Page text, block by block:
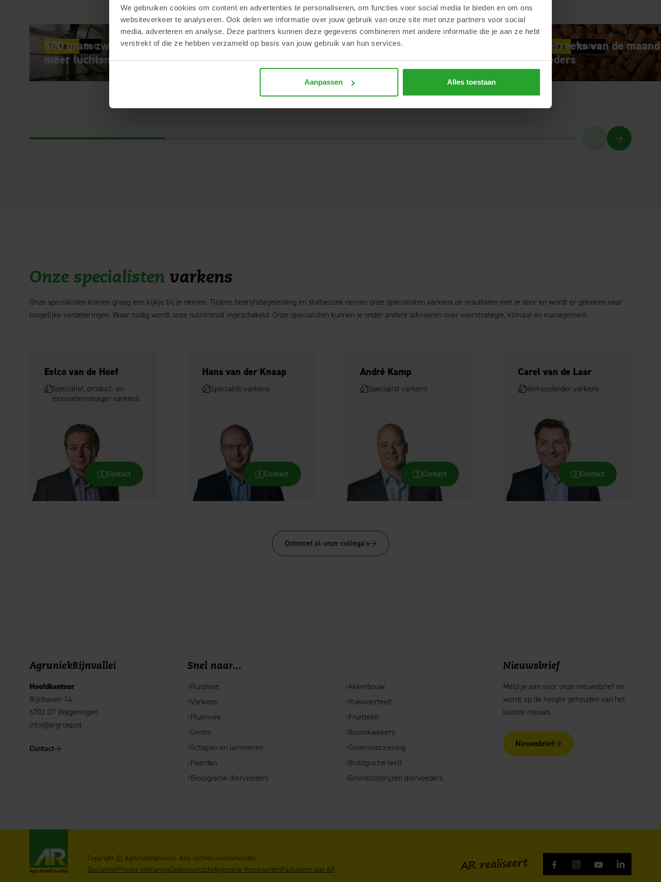
We gebruiken cookies om content en advertenties te personaliseren, om functies voor social media te bieden en om ons
websiteverkeer te analyseren. Ook delen we informatie over jouw gebruik van onze site met onze partners voor social
media, adverteren en analyse. Deze partners kunnen deze gegevens combineren met andere informatie die je aan ze hebt
verstrekt of die ze hebben verzameld op basis van jouw gebruik van hun services.
Aanpassen Alles toestaan
Varkens Stal
500 gram zwaardere biggen dankzij
meer luchtsnelheid
Varkens Voeders
Speenvoeders AR versterkt met AR
Fiber en AR Flora Pro
Varkens Voeders
Voerreeks van de
voeders
Onze specialisten varkens
Onze specialisten komen graag een kijkje bij je nemen. Tijdens bedrijfsbegeleiding en stalbezoek nemen onze specialisten varkens de resultaten met je door en wordt er gekeken naar
mogelijke verbeteringen. Waar nodig wordt onze nutritionist ingeschakeld. Onze specialisten kunnen je onder andere adviseren over voerstrategie, klimaat en management.
Eelco van de Hoef
Specialist, product- en
innovatiemanager varkens
Contact
Hans van der Knaap
Specialist varkens
Contact
André Kamp
Specialist varkens
Contact
Carel van de Laar
Verkoopleider varkens
Contact
Ontmoet al onze collega's
AgruniekRijnvallei
Hoofdkantoor
Rijnhaven 14
6702 DT Wageningen
info@argroep.nl
Contact
Snel naar...
Rundvee
Varkens
Pluimvee
Geiten
Schapen en lammeren
Paarden
Biologische diervoeders
Akkerbouw
Ruwvoerteelt
Fruitteelt
Boomkwekerij
Groenvoorziening
Biologische teelt
Grondstofprijzen diervoeders
Nieuwsbrief
Meld je aan voor onze nieuwsbrief en
wordt op de hoogte gehouden van het
laatste nieuws.
Nieuwsbrief
AR realiseert
Copyright © AgruniekRijnvallei. Alle rechten voorbehouden.
DisclaimerPrivacy verklaringCookieoverzichtAlgemene VoorwaardenFactureren aan AR